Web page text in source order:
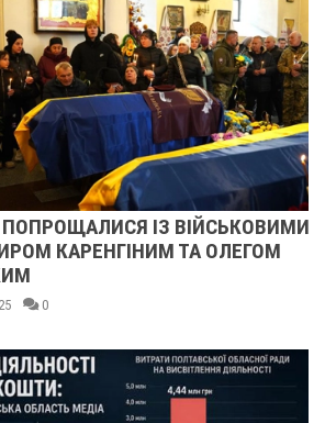
ІЗ ВІЙСЬКОВИМИ
ТА ОЛЕГОМ